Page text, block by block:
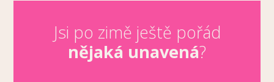
Jsi po zimě ještě pořád
nějaká unavená?